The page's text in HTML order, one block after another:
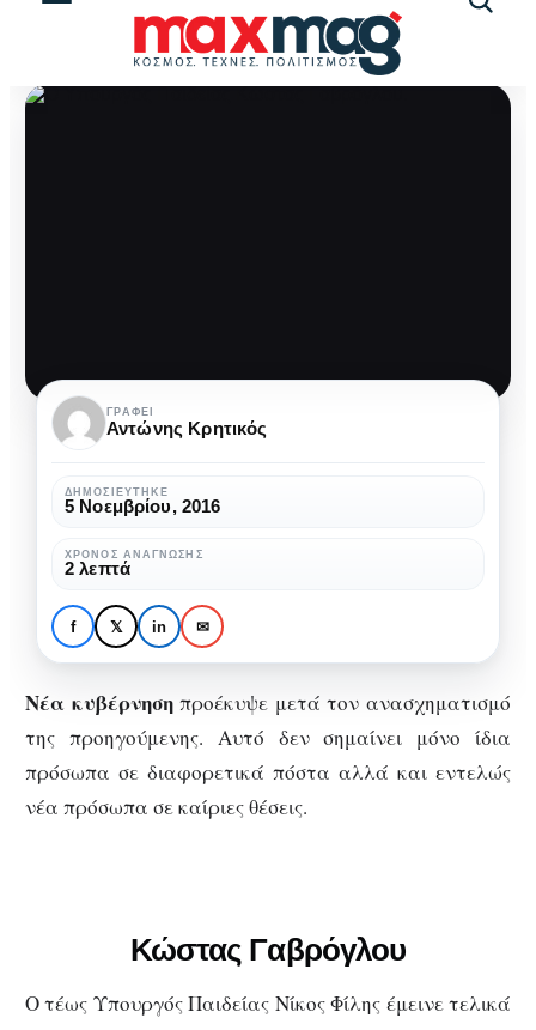
ΧΩΡΊΣ ΚΑΤΗΓΟΡΊΑ
Αυτά είναι τα νέα
πρόσωπα στην
Κυβέρνηση μετά τον
ανασχηματισμό
Αυτά
είναι
νέα
πρόσωπα
στην
Κυβέρνηση
μετά
ανασχηματισμό
ΓΡΆΦΕΙ
Αντώνης Κρητικός
ΔΗΜΟΣΙΕΎΤΗΚΕ
5 Νοεμβρίου, 2016
ΧΡΌΝΟΣ ΑΝΆΓΝΩΣΗΣ
2 λεπτά
f 𝕏 in ✉
Νέα κυβέρνησηπροέκυψε μετά τον ανασχηματισμό
της προηγούμενης. Αυτό δεν σημαίνει μόνο ίδια
πρόσωπα σε διαφορετικά πόστα αλλά και εντελώς
νέα πρόσωπα σε καίριες θέσεις.
Κώστας Γαβρόγλου
Ο τέως Υπουργός Παιδείας Νίκος Φίλης έμεινε τελικά